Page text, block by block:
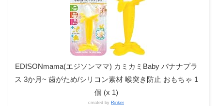
EDISONmama(エジソンママ) カミカミBaby バナナプラ
ス 3か月~ 歯がため/シリコン素材 喉突き防止 おもちゃ 1
個 (x 1)
created by Rinker